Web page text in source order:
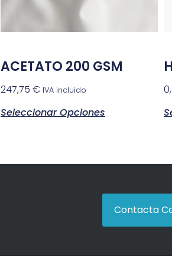
ACETATO 200 GSM
247,75 € IVA incluido
Seleccionar Opciones
Contacta